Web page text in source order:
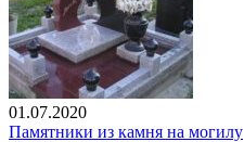
01.07.2020
Памятники из камня на могилу